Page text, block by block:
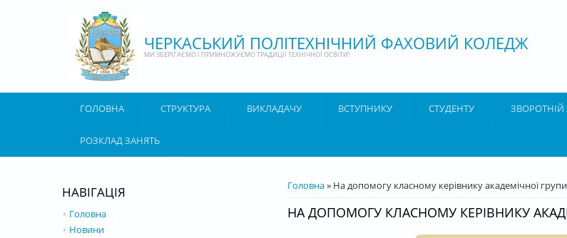
ЧЕРКАСЬКИЙ ПОЛІТЕХНІЧНИЙ ФАХОВИЙ КОЛЕДЖ
МИ ЗБЕРІГАЄМО І ПРИМНОЖУЄМО ТРАДИЦІЇ ТЕХНІЧНОЇ ОСВІТИ!
ГОЛОВНА СТРУКТУРА ВИКЛАДАЧУ ВСТУПНИКУ СТУДЕНТУ ЗВОРОТНІЙ
РОЗКЛАД ЗАНЯТЬ
ВИ Є ТУТ
Головна» На допомогу класному керівнику академічної групи
НА ДОПОМОГУ КЛАСНОМУ КЕРІВНИКУ
НАВІГАЦІЯ
Головна
Новини